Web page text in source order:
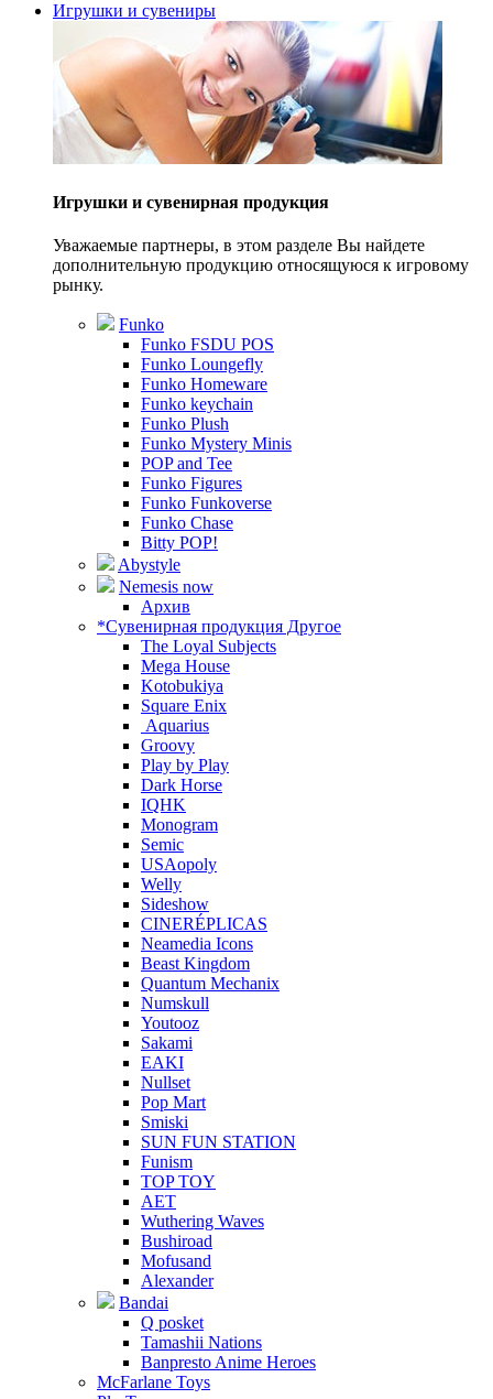
Игрушки и сувениры
Игрушки и сувенирная продукция
Уважаемые партнеры, в этом разделе Вы найдете
дополнительную продукцию относящуюся к игровому
рынку.
Funko
Funko FSDU POS
Funko Loungefly
Funko Homeware
Funko keychain
Funko Plush
Funko Mystery Minis
POP and Tee
Funko Figures
Funko Funkoverse
Funko Chase
Bitty POP!
Abystyle
Nemesis now
Архив
*Сувенирная продукция Другое
The Loyal Subjects
Mega House
Kotobukiya
Square Enix
Aquarius
Groovy
Play by Play
Dark Horse
IQHK
Monogram
Semic
USAopoly
Welly
Sideshow
CINERÉPLICAS
Neamedia Icons
Beast Kingdom
Quantum Mechanix
Numskull
Youtooz
Sakami
EAKI
Nullset
Pop Mart
Smiski
SUN FUN STATION
Funism
TOP TOY
AET
Wuthering Waves
Bushiroad
Mofusand
Alexander
Bandai
Q posket
Tamashii Nations
Banpresto Anime Heroes
McFarlane Toys